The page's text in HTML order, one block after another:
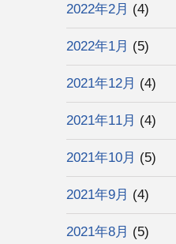
2022年2月 (4)
2022年1月 (5)
2021年12月 (4)
2021年11月 (4)
2021年10月 (5)
2021年9月 (4)
2021年8月 (5)